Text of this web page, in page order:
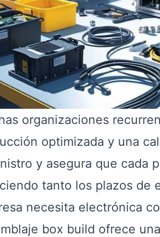
organizaciones
optimizada y una
y asegura que cada
tanto los plazos de
necesita electrónica
box build ofrece